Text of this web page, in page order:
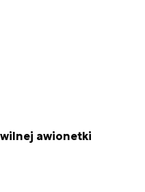
awionetki